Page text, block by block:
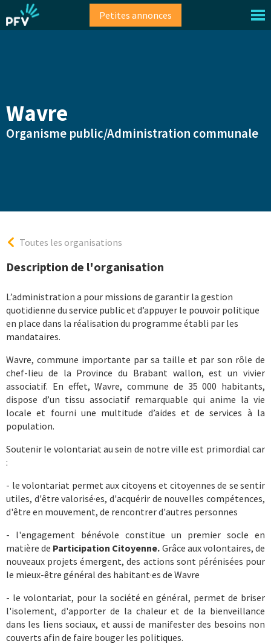
au
contenu
Petites annonces
Wavre
Organisme public/Administration communale
Toutes les organisations
Description de l'organisation
L’administration a pour missions de garantir la gestion
quotidienne du service public et d’appuyer le pouvoir politique
en place dans la réalisation du programme établi par les
mandataires.
Wavre, commune importante par sa taille et par son rôle de
chef-lieu de la Province du Brabant wallon, est un vivier
associatif. En effet, Wavre, commune de 35 000 habitants,
dispose d’un tissu associatif remarquable qui anime la vie
locale et fourni une multitude d’aides et de services à la
population.
Soutenir le volontariat au sein de notre ville est primordial car
:
- le volontariat permet aux citoyens et citoyennes de se sentir
utiles, d'être valorisé·es, d'acquérir de nouvelles compétences,
d'être en mouvement, de rencontrer d'autres personnes
- l'engagement bénévole constitue un premier socle en
matière de Participation Citoyenne. Grâce aux volontaires, de
nouveaux projets émergent, des actions sont pérénisées pour
le mieux-être général des habitant·es de Wavre
- le volontariat, pour la société en général, permet de briser
l'isolement, d'apporter de la chaleur et de la bienveillance
dans les liens sociaux, et aussi de manifester des besoins non
couverts afin de faire bouger les politiques.